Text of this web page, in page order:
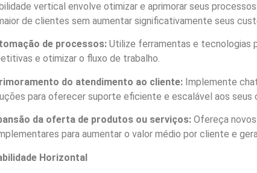
vertical envolve otimizar e aprimorar seus
de clientes sem aumentar significativamente seus
de processos:Utilize ferramentas e tecnologias
e otimizar o fluxo de trabalho.
do atendimento ao cliente:Implemente
para oferecer suporte eficiente e escalável aos seus
da oferta de produtos ou serviços:Ofereça
para aumentar o valor médio por cliente e
Horizontal